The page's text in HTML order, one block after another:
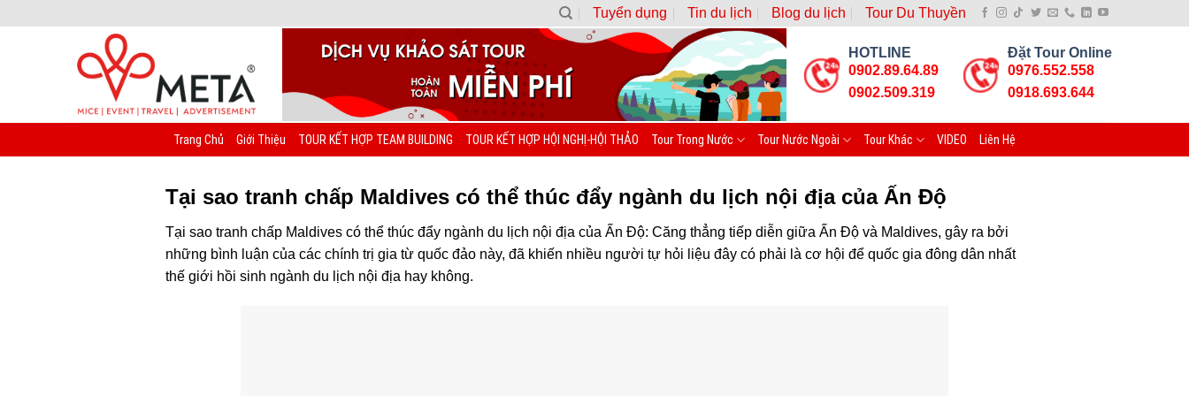
Tuyển dụng Tin du lịch Blog du lịch Tour Du Thuyền
HOTLINE
0902.89.64.89
0902.509.319
Đặt Tour Online
0976.552.558
0918.693.644
Trang Chủ Giới Thiệu TOUR KẾT HỢP TEAM BUILDING TOUR KẾT HỢP HỘI NGHỊ-HỘI THẢO Tour Trong Nước Tour Nước Ngoài Tour Khác VIDEO Liên Hệ
Tại sao tranh chấp Maldives có thể thúc đẩy ngành du lịch nội địa của Ấn Độ
Tại sao tranh chấp Maldives có thể thúc đẩy ngành du lịch nội địa của Ấn Độ: Căng thẳng tiếp diễn giữa Ấn Độ và Maldives, gây ra bởi
những bình luận của các chính trị gia từ quốc đảo này, đã khiến nhiều người tự hỏi liệu đây có phải là cơ hội để quốc gia đông dân nhất
thế giới hồi sinh ngành du lịch nội địa hay không.